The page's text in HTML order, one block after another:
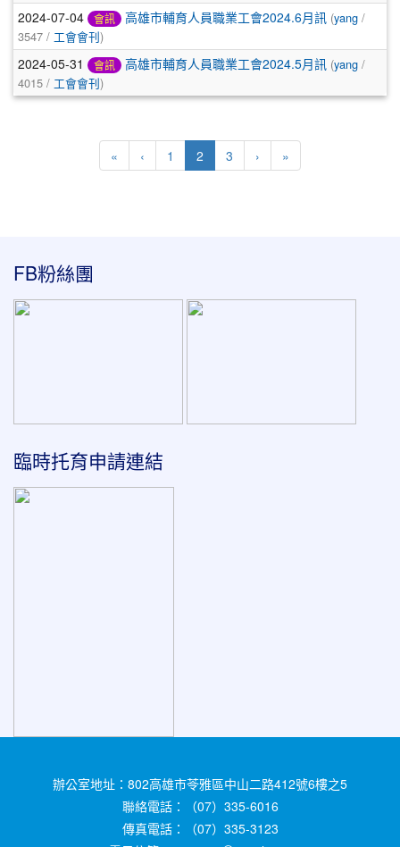
2024-07-04 會訊 高雄市輔育人員職業工會2024.6月訊 (yang /
3547 / 工會會刊)
2024-05-31 會訊 高雄市輔育人員職業工會2024.5月訊 (yang /
4015 / 工會會刊)
« ‹ 1 2 (current)
3 › »
FB粉絲團
臨時托育申請連結
辦公室地址：802高雄市苓雅區中山二路412號6樓之5
聯絡電話：（07）335-6016
傳真電話：（07）335-3123